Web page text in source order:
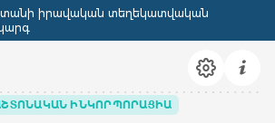
իրավական տեղեկատվական
ԻՆԿՈՐՊՈՐԱՑԻԱ